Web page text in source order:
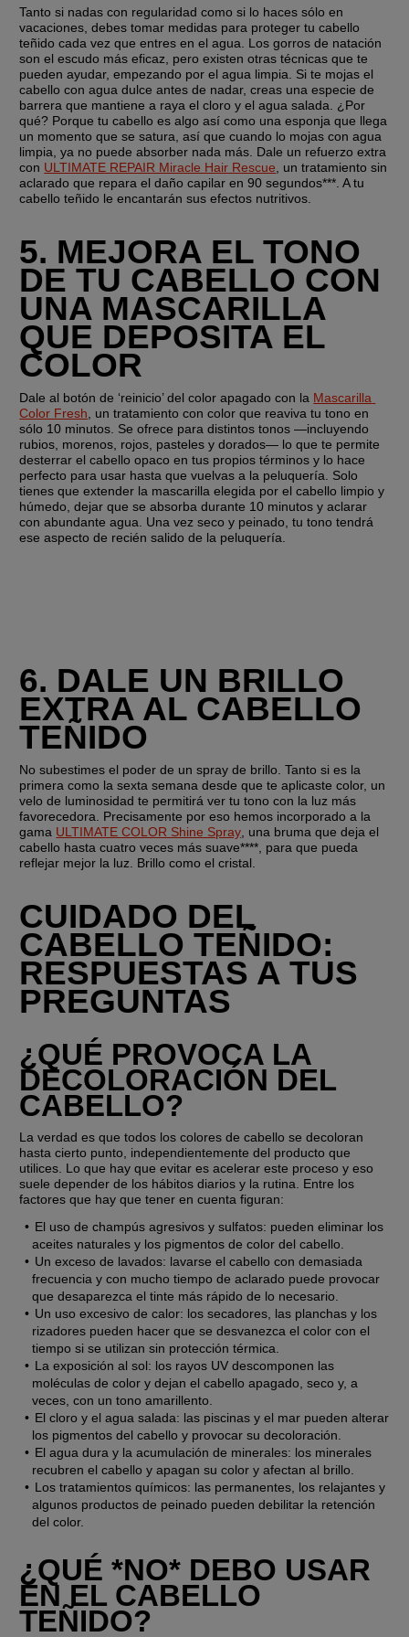
Tanto si nadas con regularidad como si lo haces sólo en
vacaciones, debes tomar medidas para proteger tu cabello
teñido cada vez que entres en el agua. Los gorros de natación
son el escudo más eficaz, pero existen otras técnicas que te
pueden ayudar, empezando por el agua limpia. Si te mojas el
cabello con agua dulce antes de nadar, creas una especie de
barrera que mantiene a raya el cloro y el agua salada. ¿Por
qué? Porque tu cabello es algo así como una esponja que llega
un momento que se satura, así que cuando lo mojas con agua
limpia, ya no puede absorber nada más. Dale un refuerzo extra
con ULTIMATE REPAIR Miracle Hair Rescue, un tratamiento sin
aclarado que repara el daño capilar en 90 segundos***. A tu
cabello teñido le encantarán sus efectos nutritivos.
5. MEJORA EL TONO
DE TU CABELLO CON
UNA MASCARILLA
QUE DEPOSITA EL
COLOR
Dale al botón de ‘reinicio’ del color apagado con la Mascarilla
Color Fresh, un tratamiento con color que reaviva tu tono en
sólo 10 minutos. Se ofrece para distintos tonos —incluyendo
rubios, morenos, rojos, pasteles y dorados— lo que te permite
desterrar el cabello opaco en tus propios términos y lo hace
perfecto para usar hasta que vuelvas a la peluquería. Solo
tienes que extender la mascarilla elegida por el cabello limpio y
húmedo, dejar que se absorba durante 10 minutos y aclarar
con abundante agua. Una vez seco y peinado, tu tono tendrá
ese aspecto de recién salido de la peluquería.
6. DALE UN BRILLO
EXTRA AL CABELLO
TEÑIDO
No subestimes el poder de un spray de brillo. Tanto si es la
primera como la sexta semana desde que te aplicaste color, un
velo de luminosidad te permitirá ver tu tono con la luz más
favorecedora. Precisamente por eso hemos incorporado a la
gama ULTIMATE COLOR Shine Spray , una bruma que deja el
cabello hasta cuatro veces más suave****, para que pueda
reflejar mejor la luz. Brillo como el cristal.
CUIDADO DEL
CABELLO TEÑIDO:
RESPUESTAS A TUS
PREGUNTAS
¿QUÉ PROVOCA LA
DECOLORACIÓN DEL
CABELLO?
La verdad es que todos los colores de cabello se decoloran
hasta cierto punto, independientemente del producto que
utilices. Lo que hay que evitar es acelerar este proceso y eso
suele depender de los hábitos diarios y la rutina. Entre los
factores que hay que tener en cuenta figuran:
El uso de champús agresivos y sulfatos: pueden eliminar los
aceites naturales y los pigmentos de color del cabello.
Un exceso de lavados: lavarse el cabello con demasiada
frecuencia y con mucho tiempo de aclarado puede provocar
que desaparezca el tinte más rápido de lo necesario.
Un uso excesivo de calor: los secadores, las planchas y los
rizadores pueden hacer que se desvanezca el color con el
tiempo si se utilizan sin protección térmica.
La exposición al sol: los rayos UV descomponen las
moléculas de color y dejan el cabello apagado, seco y, a
veces, con un tono amarillento.
El cloro y el agua salada: las piscinas y el mar pueden alterar
los pigmentos del cabello y provocar su decoloración.
El agua dura y la acumulación de minerales: los minerales
recubren el cabello y apagan su color y afectan al brillo.
Los tratamientos químicos: las permanentes, los relajantes y
algunos productos de peinado pueden debilitar la retención
del color.
¿QUÉ *NO* DEBO USAR
EN EL CABELLO
TEÑIDO?